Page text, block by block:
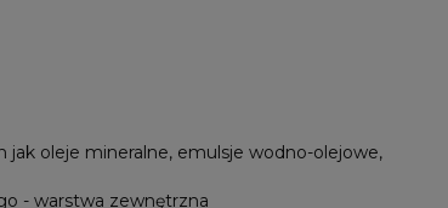
oleje mineralne, emulsje wodno-olejowe,
- warstwa zewnętrzna